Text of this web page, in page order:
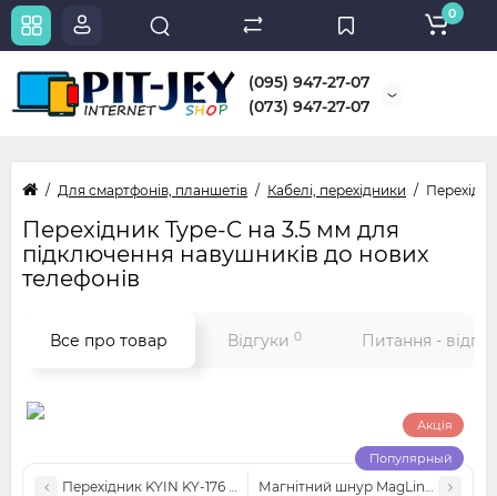
(095) 947-27-07
(073) 947-27-07
0
Для смартфонів, планшетів Кабелі, перехідники
Перехідник Type-C на 3.5 мм для
підключення навушників до нових
телефонів
Все про товар Відгуки 0 Питання -
Акція
Популярный
Перехідник KYIN KY-176 для Apple, навушники + зарядка
Магнітний шнур MagLink для